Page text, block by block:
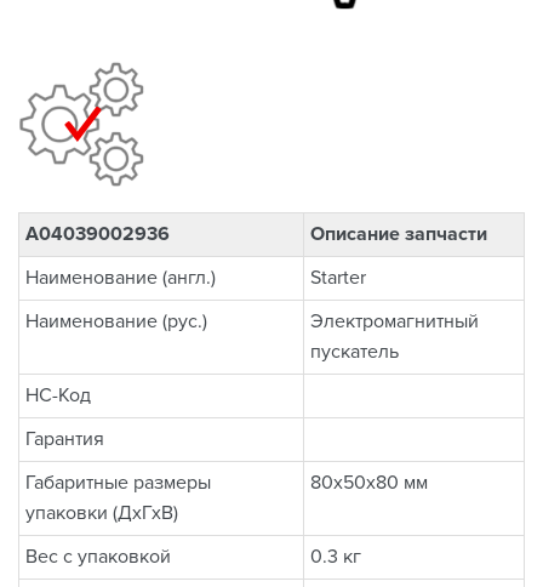
A04039002936
Описание запчасти
Наименование (англ.)
Starter
Наименование (рус.)
Электромагнитный
пускатель
НС-Код
Гарантия
Габаритные размеры
упаковки (ДхГхВ)
80x50x80 мм
Вес с упаковкой
0.3 кг